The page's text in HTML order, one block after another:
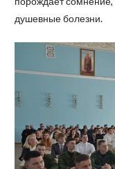
душевные болезни.